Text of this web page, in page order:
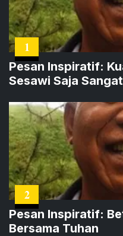
1
Pesan Inspiratif:
Sesawi Saja
2
Pesan Inspiratif:
Bersama Tuhan